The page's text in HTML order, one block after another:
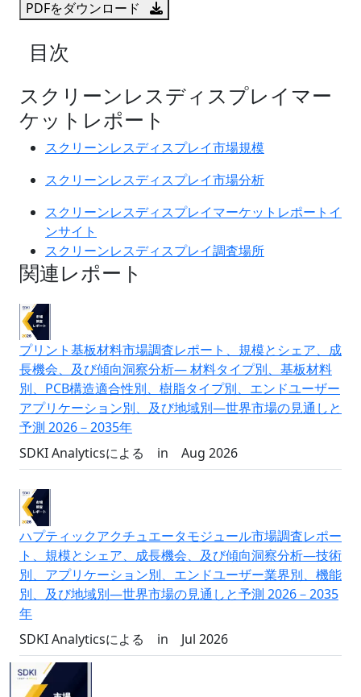
PDFをダウンロード
目次
スクリーンレスディスプレイマー
ケットレポート
スクリーンレスディスプレイ市場規模
スクリーンレスディスプレイ市場分析
スクリーンレスディスプレイマーケットレポートイ
ンサイト
スクリーンレスディスプレイ調査場所
関連レポート
プリント基板材料市場調査レポート、規模とシェア、成
長機会、及び傾向洞察分析― 材料タイプ別、基板材料
別、PCB構造適合性別、樹脂タイプ別、エンドユーザー
アプリケーション別、及び地域別―世界市場の見通しと
予測 2026－2035年
SDKI Analyticsによる
in Aug 2026
ハプティックアクチュエータモジュール市場調査レポー
ト、規模とシェア、成長機会、及び傾向洞察分析―技術
別、アプリケーション別、エンドユーザー業界別、機能
別、及び地域別―世界市場の見通しと予測 2026－2035
年
SDKI Analyticsによる
in Jul 2026